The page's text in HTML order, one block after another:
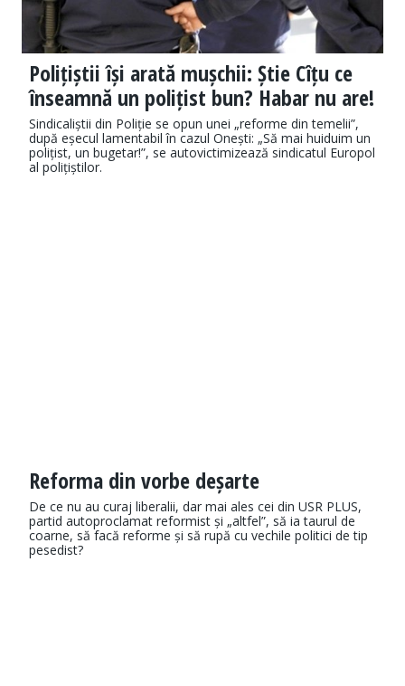
Polițiștii își arată mușchii: Știe Cîțu ce
înseamnă un polițist bun? Habar nu are!
Sindicaliștii din Poliție se opun unei „reforme din temelii”,
după eșecul lamentabil în cazul Onești: „Să mai huiduim un
polițist, un bugetar!”, se autovictimizează sindicatul Europol
al polițiștilor.
Reforma din vorbe deșarte
De ce nu au curaj liberalii, dar mai ales cei din USR PLUS,
partid autoproclamat reformist și „altfel”, să ia taurul de
coarne, să facă reforme și să rupă cu vechile politici de tip
pesedist?